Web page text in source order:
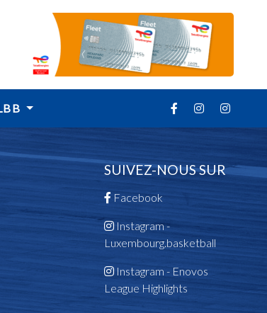
SUIVEZ-NOUS SUR
Facebook
Instagram -
Luxembourg.basketball
Instagram - Enovos
League Highlights